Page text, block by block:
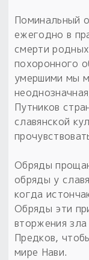
Наборы для
Обереги
Обереги для
Обрядовые
Расходные
Готовые
Библиография
Об авторе и
Наборы для
Электронные
Для алтаря
Расходные
Гадание он-
Приложение
30 вариантов
Для чего:
Предметы
Магические
Для алтаря
С чего
Поминальный
ежегодно в
смерти
похоронного
умершими мы
Путников
славянской
Обряды
обряды у
когда
Обряды эти
вторжения
Предков,
мире Нави.